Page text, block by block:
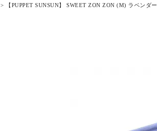
> 【PUPPET SUNSUN】 SWEET ZON ZON (M) ラベンダー